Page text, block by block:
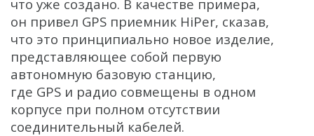
что уже создано. В качестве примера,
он привел GPS приемник HiPer, сказав,
что это принципиально новое изделие,
представляющее собой первую
автономную базовую станцию,
где GPS и радио совмещены в одном
корпусе при полном отсутствии
соединительный кабелей.